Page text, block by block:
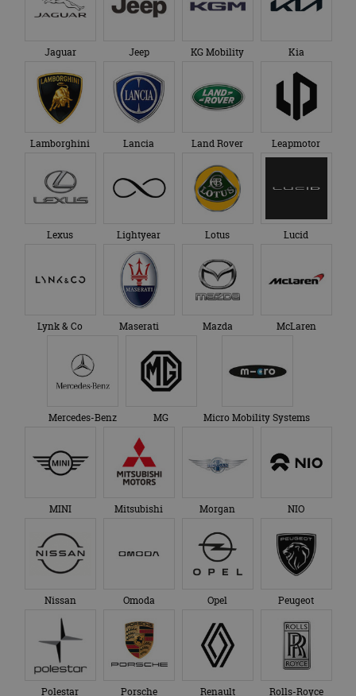
Jaguar Jeep KG Mobility Kia
Lamborghini Lancia Land Rover Leapmotor
Lexus Lightyear Lotus Lucid
Lynk & Co Maserati Mazda McLaren
Mercedes-Benz MG Micro Mobility Systems
MINI Mitsubishi Morgan NIO
Nissan Omoda Opel Peugeot
Polestar Porsche Renault Rolls-Royce